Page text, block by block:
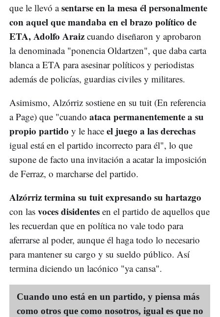
que le llevó asentarse en la mesa él personalmente
con aquel que mandaba en el brazo político de
ETA, Adolfo Araiz cuando diseñaron y aprobaron
la denominada "ponencia Oldartzen", que daba carta
blanca a ETA para asesinar políticos y periodistas
además de policías, guardias civiles y militares.
Asimismo, Alzórriz sostiene en su tuit (En referencia
a Page) que "cuando ataca permanentemente a su
propio partido y le hace el juego a las derechas
igual está en el partido incorrecto para él", lo que
supone de facto una invitación a acatar la imposición
de Ferraz, o marcharse del partido.
Alzórriz termina su tuit expresando su hartazgo
con las voces disidentes en el partido de aquellos que
les recuerdan que en política no vale todo para
aferrarse al poder, aunque él haga todo lo necesario
para mantener su cargo y su sueldo público. Así
termina diciendo un lacónico "ya cansa".
Cuando uno está en un partido, y piensa más
como otros que como nosotros, igual es que no